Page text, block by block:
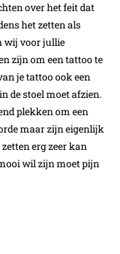
over het feit dat
het zetten als
wij voor jullie
zijn om een tattoo te
je tattoo ook een
de stoel moet afzien.
plekken om een
maar zijn eigenlijk
erg zeer kan
wil zijn moet pijn